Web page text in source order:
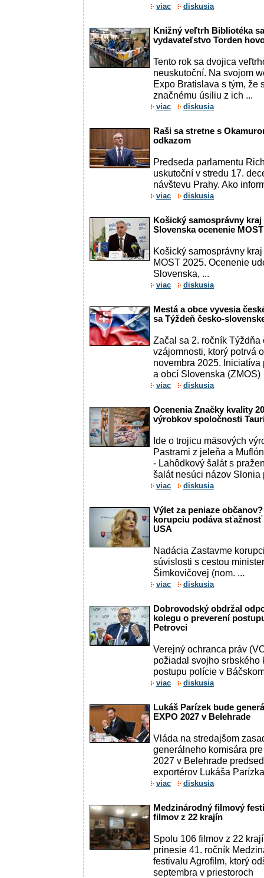
viac diskusia
Knižný veľtrh Bibliotéka
vydavateľstvo Torden
Tento rok sa dvojica
neuskutoční. Na svojom
Expo Bratislava s tým, že
značnému úsiliu z ich ...
viac diskusia
Raši sa stretne s
odkazom
Predseda parlamentu
uskutoční v stredu 17.
návštevu Prahy. Ako
viac diskusia
Košický samosprávny
Slovenska ocenenie MOST
Košický samosprávny
MOST 2025. Ocenenie
Slovenska, ...
viac diskusia
Mestá a obce vyvesia
sa Týždeň česko-
Začal sa 2. ročník
vzájomnosti, ktorý potrvá
novembra 2025.
a obcí Slovenska (ZMOS)
viac diskusia
Ocenenia Značky kvality
výrobkov spoločnosti
Ide o trojicu mäsových
Pastrami z jeleňa a
- Lahôdkový šalát s
šalát nesúci názov Slonia
viac diskusia
Výlet za peniaze
korupciu podáva
USA
Nadácia Zastavme
súvislosti s cestou
Šimkovičovej (nom. ...
viac diskusia
Dobrovodský obdržal
kolegu o preverení
Petrovci
Verejný ochranca práv
požiadal svojho srbského
postupu polície v
viac diskusia
Lukáš Parízek bude
EXPO 2027 v Belehrade
Vláda na stredajšom
generálneho komisára
2027 v Belehrade
exportérov Lukáša
viac diskusia
Medzinárodný filmový
filmov z 22 krajín
Spolu 106 filmov z 22
prinesie 41. ročník
festivalu Agrofilm, ktorý
septembra v priestoroch